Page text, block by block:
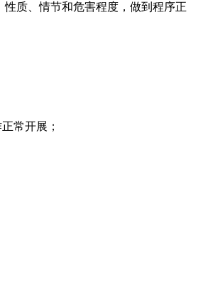
质、情节和危害程度，做到程序正
常开展；